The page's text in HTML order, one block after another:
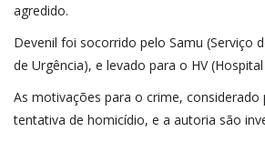
agredido.
Devenil foi socorrido pelo Samu (Serviço
de Urgência), e levado para o HV (Hospital
As motivações para o crime, considerado
tentativa de homicídio, e a autoria são